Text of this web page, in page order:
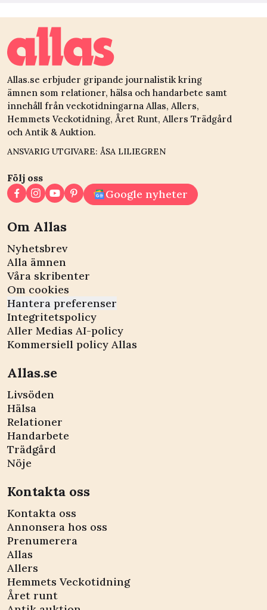
Allas.se erbjuder gripande journalistik kring
ämnen som relationer, hälsa och handarbete samt
innehåll från veckotidningarna Allas, Allers,
Hemmets Veckotidning, Året Runt, Allers Trädgård
och Antik & Auktion.
ANSVARIG UTGIVARE: ÅSA LILIEGREN
Följ oss
Google nyheter
Om Allas
Nyhetsbrev
Alla ämnen
Våra skribenter
Om cookies
Hantera preferenser
Integritetspolicy
Aller Medias AI-policy
Kommersiell policy Allas
Allas.se
Livsöden
Hälsa
Relationer
Handarbete
Trädgård
Nöje
Kontakta oss
Kontakta oss
Annonsera hos oss
Prenumerera
Allas
Allers
Hemmets Veckotidning
Året runt